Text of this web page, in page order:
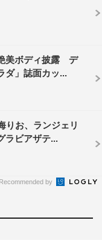
美ボディ披露 デ
ダ」誌面カッ...
りお、ランジェリ
ラビアザテ...
Recommended by